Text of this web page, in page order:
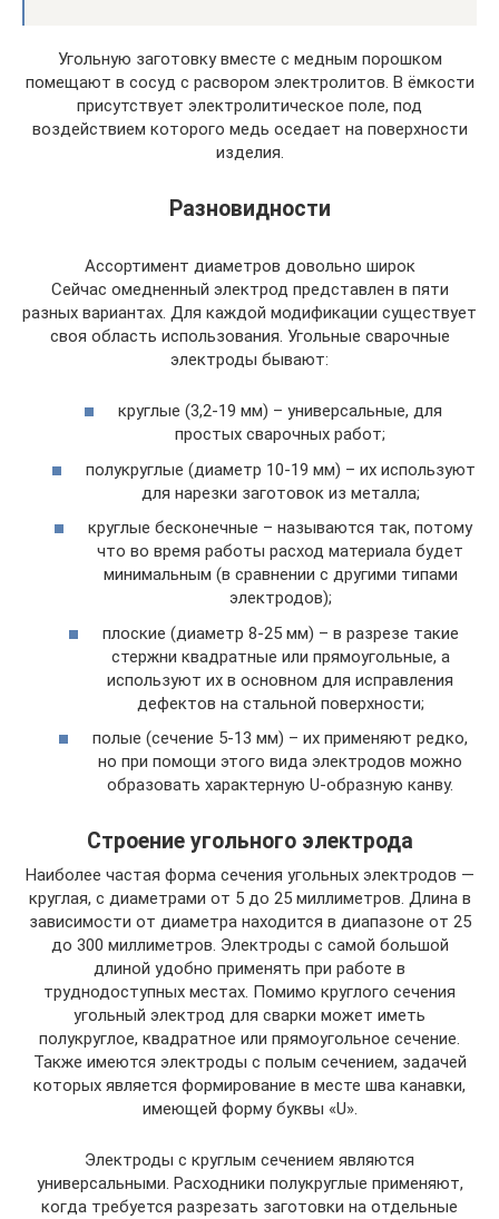
Угольную заготовку вместе с медным порошком
помещают в сосуд с расвором электролитов. В ёмкости
присутствует электролитическое поле, под
воздействием которого медь оседает на поверхности
изделия.
Разновидности
Ассортимент диаметров довольно широк
Сейчас омедненный электрод представлен в пяти
разных вариантах. Для каждой модификации существует
своя область использования. Угольные сварочные
электроды бывают:
круглые (3,2-19 мм) – универсальные, для
простых сварочных работ;
полукруглые (диаметр 10-19 мм) – их используют
для нарезки заготовок из металла;
круглые бесконечные – называются так, потому
что во время работы расход материала будет
минимальным (в сравнении с другими типами
электродов);
плоские (диаметр 8-25 мм) – в разрезе такие
стержни квадратные или прямоугольные, а
используют их в основном для исправления
дефектов на стальной поверхности;
полые (сечение 5-13 мм) – их применяют редко,
но при помощи этого вида электродов можно
образовать характерную U-образную канву.
Строение угольного электрода
Наиболее частая форма сечения угольных электродов —
круглая, с диаметрами от 5 до 25 миллиметров. Длина в
зависимости от диаметра находится в диапазоне от 25
до 300 миллиметров. Электроды с самой большой
длиной удобно применять при работе в
труднодоступных местах. Помимо круглого сечения
угольный электрод для сварки может иметь
полукруглое, квадратное или прямоугольное сечение.
Также имеются электроды с полым сечением, задачей
которых является формирование в месте шва канавки,
имеющей форму буквы «U».
Электроды с круглым сечением являются
универсальными. Расходники полукруглые применяют,
когда требуется разрезать заготовки на отдельные